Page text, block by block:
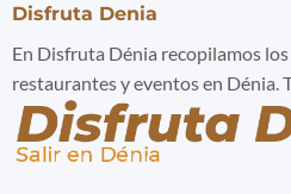
Disfruta Denia
En Disfruta Dénia recopilamos
restaurantes y eventos en Dénia.